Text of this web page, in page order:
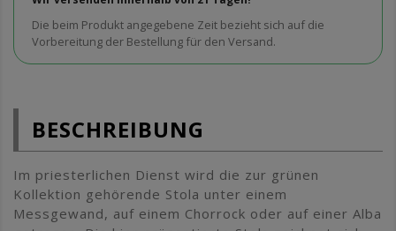
Die beim Produkt angegebene Zeit bezieht sich auf die
Vorbereitung der Bestellung für den Versand.
BESCHREIBUNG
Im priesterlichen Dienst wird die zur grünen
Kollektion gehörende Stola unter einem
Messgewand, auf einem Chorrock oder auf einer Alba